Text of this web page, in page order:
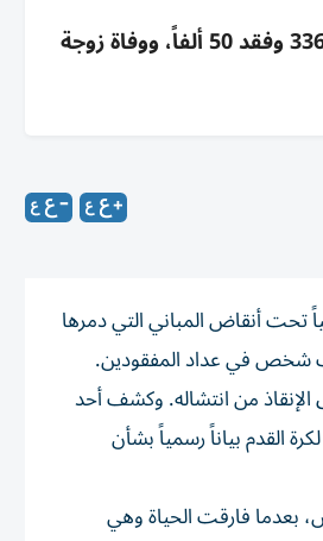
إنقاذ لاعب فنزويلي شاب حياً بعد 24 ساعة تحت الأنقاض إثر زلزال قتل 920 وأصاب 3360 وفقد 50 ألفاً، ووفاة زوجة
على لاعب منتخب فنزويلا تحت 17 عاماً، يمفيرت بيروتيران (18 عاماً)، حياً تحت أنقاض المباني التي دمرها
الركام، قبل أن تتمكن فرق الإنقاذ من انتشاله. وكشف أحد
القدم بياناً رسمياً بشأن
بعدما فارقت الحياة وهي